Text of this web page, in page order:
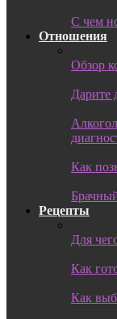
С чем
Отношения
Обзор
Дарите
Как
Рецепты
Для
Как
Как